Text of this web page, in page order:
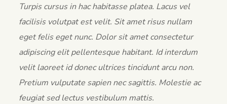
Turpis cursus in hac habitasse platea. Lacus vel
facilisis volutpat est velit. Sit amet risus nullam
eget felis eget nunc. Dolor sit amet consectetur
adipiscing elit pellentesque habitant. Id interdum
velit laoreet id donec ultrices tincidunt arcu non.
Pretium vulputate sapien nec sagittis. Molestie ac
feugiat sed lectus vestibulum mattis.